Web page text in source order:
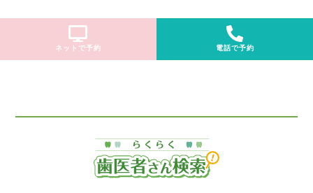
ネットで予約 電話で予約